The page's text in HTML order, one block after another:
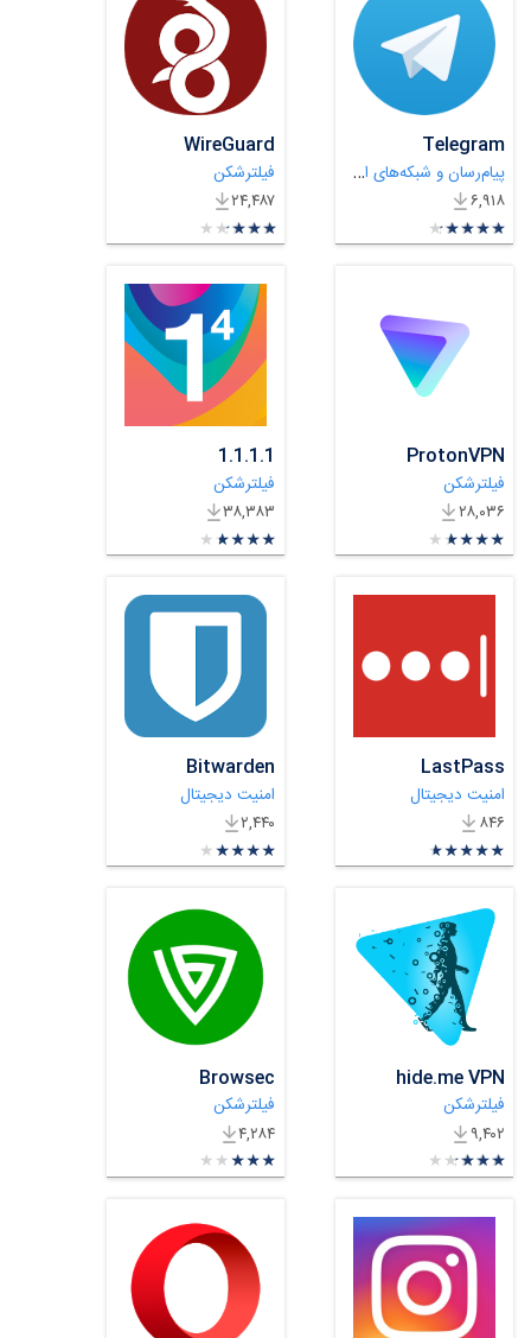
Telegram
پیام‌رسان و شبکه‌های اجتماعی
۶,۹۱۸
★★★★★
★
★
★
★
★
WireGuard
فیلترشکن
۲۴,۴۸۷
★★★★★
★
★
★
★
★
ProtonVPN
فیلترشکن
۲۸,۰۳۶
★★★★★
★
★
★
★
★
1.1.1.1
فیلترشکن
۳۸,۳۸۳
★★★★★
★
★
★
★
★
LastPass
امنیت دیجیتال
۸۴۶
★★★★★
★
★
★
★
★
Bitwarden
امنیت دیجیتال
۲,۴۴۰
★★★★★
★
★
★
★
★
hide.me VPN
فیلترشکن
۹,۴۰۲
★★★★★
★
★
★
★
★
Browsec
فیلترشکن
۴,۲۸۴
★★★★★
★
★
★
★
★